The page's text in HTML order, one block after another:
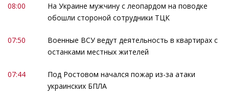
08:00
На Украине мужчину с леопардом на поводке
обошли стороной сотрудники ТЦК
07:50
Военные ВСУ ведут деятельность в квартирах с
останками местных жителей
07:44
Под Ростовом начался пожар из-за атаки
украинских БПЛА